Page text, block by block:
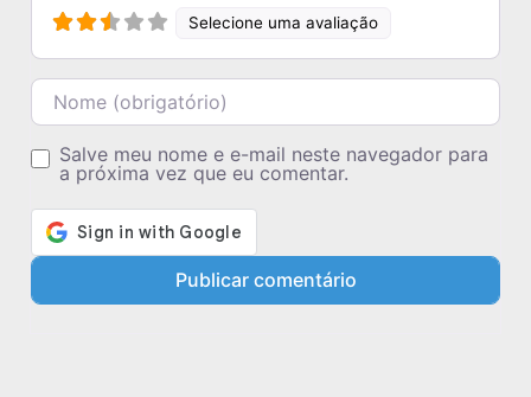
Selecione uma avaliação
Nome
Salve meu nome e e-mail neste navegador para
a próxima vez que eu comentar.